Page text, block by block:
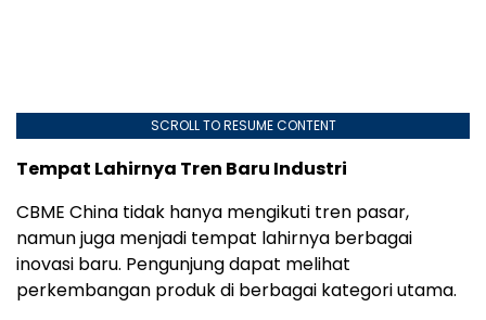
SCROLL TO RESUME CONTENT
Tempat Lahirnya Tren Baru Industri
CBME China tidak hanya mengikuti tren pasar,
namun juga menjadi tempat lahirnya berbagai
inovasi baru. Pengunjung dapat melihat
perkembangan produk di berbagai kategori utama.